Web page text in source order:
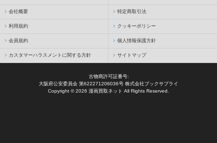
会社概要 特定商取引法
利用規約 クッキーポリシー
会員規約 個人情報保護方針
カスタマーハラスメントに関する方針 サイトマップ
古物商許可証番号:
大阪府公安委員会 第622271206036号 株式会社ブックサプライ
Copyright © 2026 漫画買取ネット All Rights Reserved.